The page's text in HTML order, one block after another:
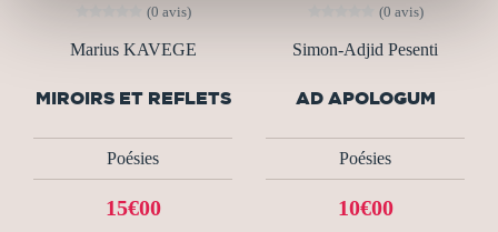
(0 avis)
Marius KAVEGE
MIROIRS ET REFLETS
Poésies
15€00
(0 avis)
Simon-Adjid Pesenti
AD APOLOGUM
Poésies
10€00